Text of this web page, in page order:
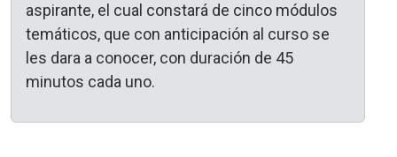
aspirante, el cual constará de cinco módulos
temáticos, que con anticipación al curso se
les dara a conocer, con duración de 45
minutos cada uno.